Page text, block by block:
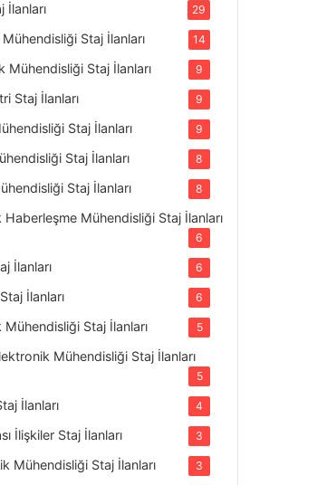
İlanları 29
Staj İlanları 14
Mühendisliği Staj İlanları 9
Staj İlanları 9
Staj İlanları 9
Staj İlanları 8
Staj İlanları 8
Haberleşme Mühendisliği Staj İlanları
6
İlanları 6
İlanları 6
Staj İlanları 5
Mühendisliği Staj İlanları
5
İlanları 4
İlişkiler Staj İlanları 3
Mühendisliği Staj İlanları 3